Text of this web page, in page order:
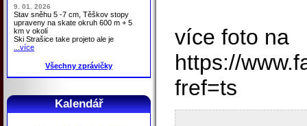
9. 01. 2026
Stav sněhu 5 -7 cm, Těškov stopy
upraveny na skate okruh 600 m + 5
km v okolí
Ski Strašice take projeto ale je
...více
Všechny zprávičky
Kalendář
více foto na
https://
fref=ts